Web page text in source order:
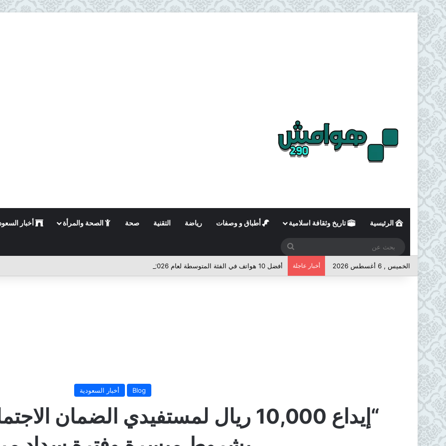
الرئيسية تاريخ وثقافة اسلامية أطباق و وصفات رياضة التقنية صحة الصحة والمرأة أخبار
عن
الخميس , 6 أغسطس 2026 أخبار عاجلة أفضل 10 هواتف في الفئة المتوسطة لعام 2026
Blog أخبار السعودية
“إيداع 10,000 ريال لمستفيدي